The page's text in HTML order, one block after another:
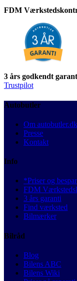
FDM
3 års godkendt
Trustpilot
Autobutler
Om autobutler.dk
Presse
Kontakt
Info
*Priser og
FDM
3 års garanti
Find værksted
Bilmærker
Bilråd
Blog
Bilens ABC
Bilens Wiki